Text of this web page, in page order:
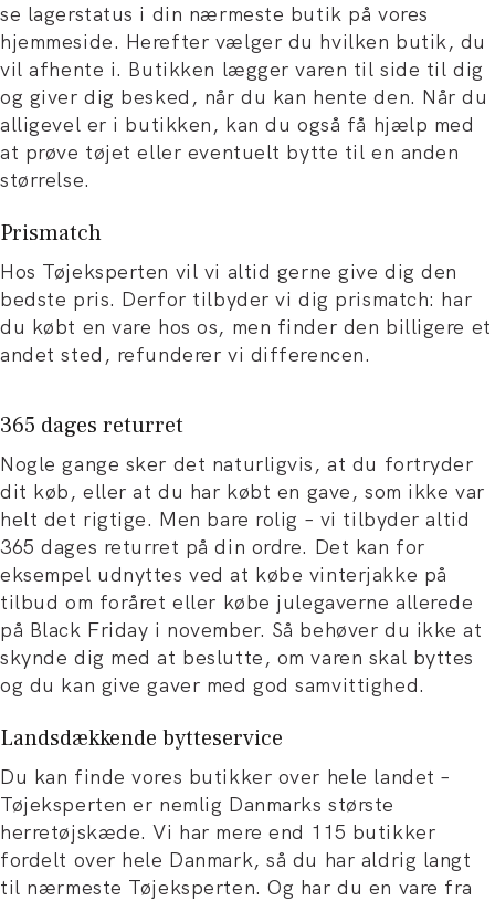
se lagerstatus i din nærmeste butik på vores
hjemmeside. Herefter vælger du hvilken butik, du
vil afhente i. Butikken lægger varen til side til dig
og giver dig besked, når du kan hente den. Når du
alligevel er i butikken, kan du også få hjælp med
at prøve tøjet eller eventuelt bytte til en anden
størrelse.
Prismatch
Hos Tøjeksperten vil vi altid gerne give dig den
bedste pris. Derfor tilbyder vi dig prismatch: har
du købt en vare hos os, men finder den billigere et
andet sted, refunderer vi differencen.
365 dages returret
Nogle gange sker det naturligvis, at du fortryder
dit køb, eller at du har købt en gave, som ikke var
helt det rigtige. Men bare rolig – vi tilbyder altid
365 dages returret på din ordre. Det kan for
eksempel udnyttes ved at købe vinterjakke på
tilbud om foråret eller købe julegaverne allerede
på Black Friday i november. Så behøver du ikke at
skynde dig med at beslutte, om varen skal byttes
og du kan give gaver med god samvittighed.
Landsdækkende bytteservice
Du kan finde vores butikker over hele landet –
Tøjeksperten er nemlig Danmarks største
herretøjskæde. Vi har mere end 115 butikker
fordelt over hele Danmark, så du har aldrig langt
til nærmeste Tøjeksperten. Og har du en vare fra